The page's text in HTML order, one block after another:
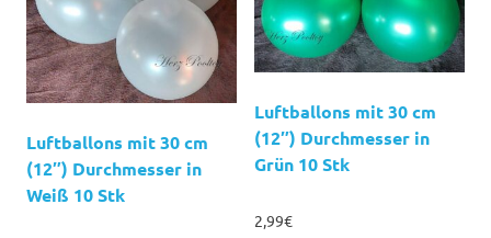
Luftballons mit 30 cm
(12″) Durchmesser in
Weiß 10 Stk
Luftballons mit 30 cm
(12″) Durchmesser in
Grün 10 Stk
2,99€